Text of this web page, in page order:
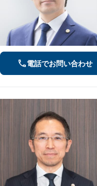
電話でお問い合わせ